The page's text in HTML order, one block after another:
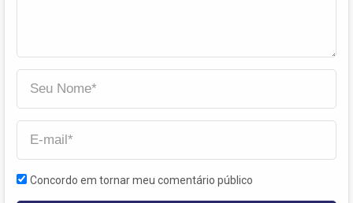
Concordo em tornar meu comentário público